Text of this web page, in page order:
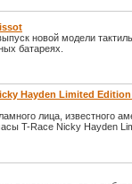
новой модели
батареях.
Hayden Limited Edition
лица, известного
T-Race Nicky Hayden